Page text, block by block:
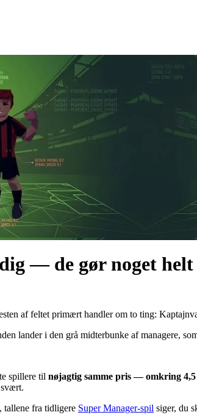
— de gør noget
af feltet primært handler om to ting:
lander i den grå midterbunke af managere,
spillere til nøjagtig samme pris — omkring
tallene fra tidligere Super Manager-spil siger, du